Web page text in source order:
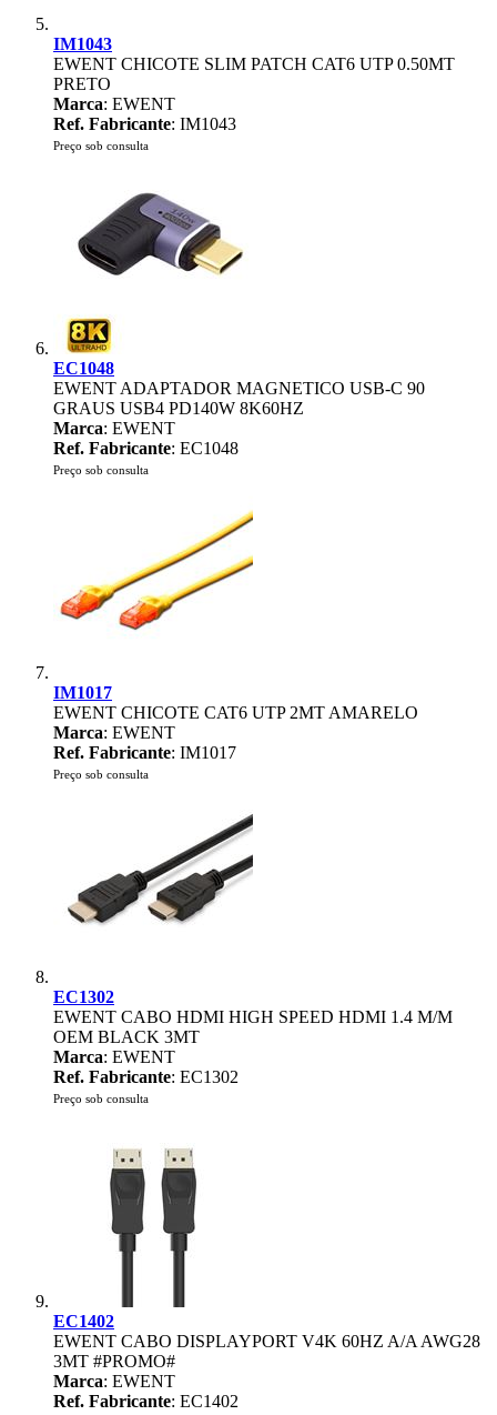
IM1043
EWENT CHICOTE SLIM PATCH CAT6 UTP 0.50MT
PRETO
Marca: EWENT
Ref. Fabricante: IM1043
Preço sob consulta
EC1048
EWENT ADAPTADOR MAGNETICO USB-C 90
GRAUS USB4 PD140W 8K60HZ
Marca: EWENT
Ref. Fabricante: EC1048
Preço sob consulta
IM1017
EWENT CHICOTE CAT6 UTP 2MT AMARELO
Marca: EWENT
Ref. Fabricante: IM1017
Preço sob consulta
EC1302
EWENT CABO HDMI HIGH SPEED HDMI 1.4 M/M
OEM BLACK 3MT
Marca: EWENT
Ref. Fabricante: EC1302
Preço sob consulta
EC1402
EWENT CABO DISPLAYPORT V4K 60HZ A/A AWG28
3MT #PROMO#
Marca: EWENT
Ref. Fabricante: EC1402